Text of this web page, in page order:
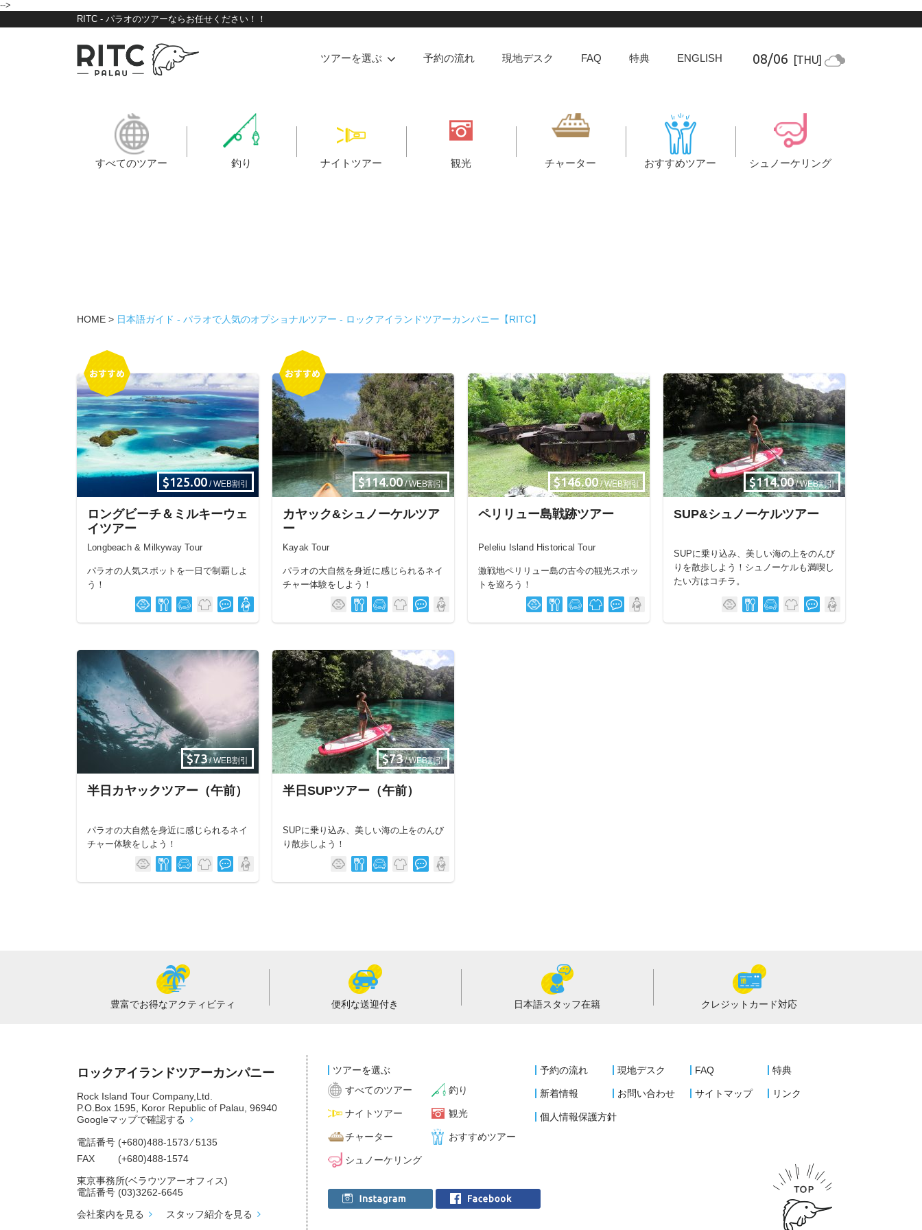
-->
RITC - パラオのツアーならお任せください！！
ツアーを選ぶ
すべてのツアー 釣り ナイトツアー 観光 チャーター おすすめツアー シュノーケリング
予約の流れ 現地デスク FAQ 特典 ENGLISH 08/06 [THU]
HOME > 日本語ガイド - パラオで人気のオプショナルツアー - ロックアイランドツアーカンパニー【RITC】
ロングビーチ＆ミルキーウェ
イツアー
Longbeach & Milkyway Tour
$125.00 / WEB割引
パラオの人気スポットを一日で制覇しよ
う！
カヤック&シュノーケルツア
ー
Kayak Tour
$114.00 / WEB割引
パラオの大自然を身近に感じられるネイ
チャー体験をしよう！
ペリリュー島戦跡ツアー
Peleliu Island Historical Tour
$146.00 / WEB割引
激戦地ペリリュー島の古今の観光スポッ
トを巡ろう！
SUP&シュノーケルツアー
$114.00 / WEB割引
SUPに乗り込み、美しい海の上をのんび
りを散歩しよう！シュノーケルも満喫し
たい方はコチラ。
半日カヤックツアー（午前）
$73 / WEB割引
パラオの大自然を身近に感じられるネイ
チャー体験をしよう！
半日SUPツアー（午前）
$73 / WEB割引
SUPに乗り込み、美しい海の上をのんび
り散歩しよう！
豊富でお得なアクティビティ 便利な送迎付き 日本語スタッフ在籍 クレジットカード対応
ロックアイランドツアーカンパニー
Rock Island Tour Company,Ltd.
P.O.Box 1595, Koror Republic of Palau, 96940
Googleマップで確認する
電話番号 (+680)488-1573 ⁄ 5135
FAX
(+680)488-1574
東京事務所(ベラウツアーオフィス)
電話番号 (03)3262-6645
会社案内を見る
スタッフ紹介を見る
ツアーを選ぶ
すべてのツアー
釣り
ナイトツアー 観光
チャーター おすすめツアー
シュノーケリング
予約の流れ 現地デスク FAQ 特典
新着情報 お問い合わせ サイトマップ リンク
個人情報保護方針